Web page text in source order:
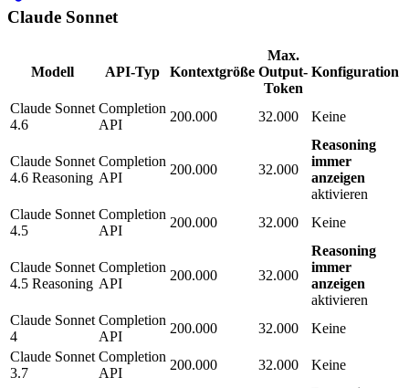
Claude Sonnet
Modell API-Typ Kontextgröße
Max.
Output-
Token
Konfiguration
Claude Sonnet
4.6
Completion
API
200.000 32.000 Keine
Claude Sonnet
4.6 Reasoning
Completion
API
200.000 32.000
Reasoning
immer
anzeigen
aktivieren
Claude Sonnet
4.5
Completion
API
200.000 32.000 Keine
Claude Sonnet
4.5 Reasoning
Completion
API
200.000 32.000
Reasoning
immer
anzeigen
aktivieren
Claude Sonnet
4
Completion
API
200.000 32.000
Keine
Claude Sonnet
3.7
Completion
API
200.000 32.000 Keine